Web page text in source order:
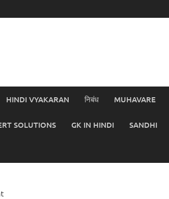
HINDI VYAKARAN निबंध MUHAVARE
SOLUTIONS GK IN HINDI SANDHI